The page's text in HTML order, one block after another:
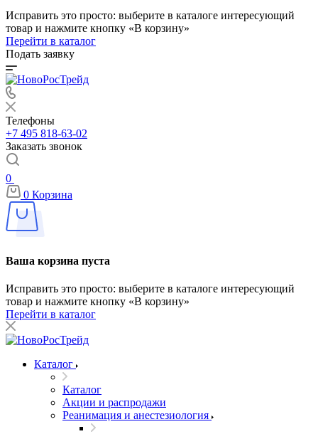
Исправить это просто: выберите в каталоге интересующий
товар и нажмите кнопку «В корзину»
Перейти в каталог
Подать заявку
Телефоны
+7 495 818-63-02
Заказать звонок
0
0 Корзина
Ваша корзина пуста
Исправить это просто: выберите в каталоге интересующий
товар и нажмите кнопку «В корзину»
Перейти в каталог
Каталог
Каталог
Акции и распродажи
Реанимация и анестезиология